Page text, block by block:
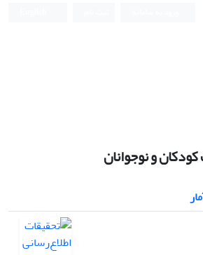
و نوجوانان